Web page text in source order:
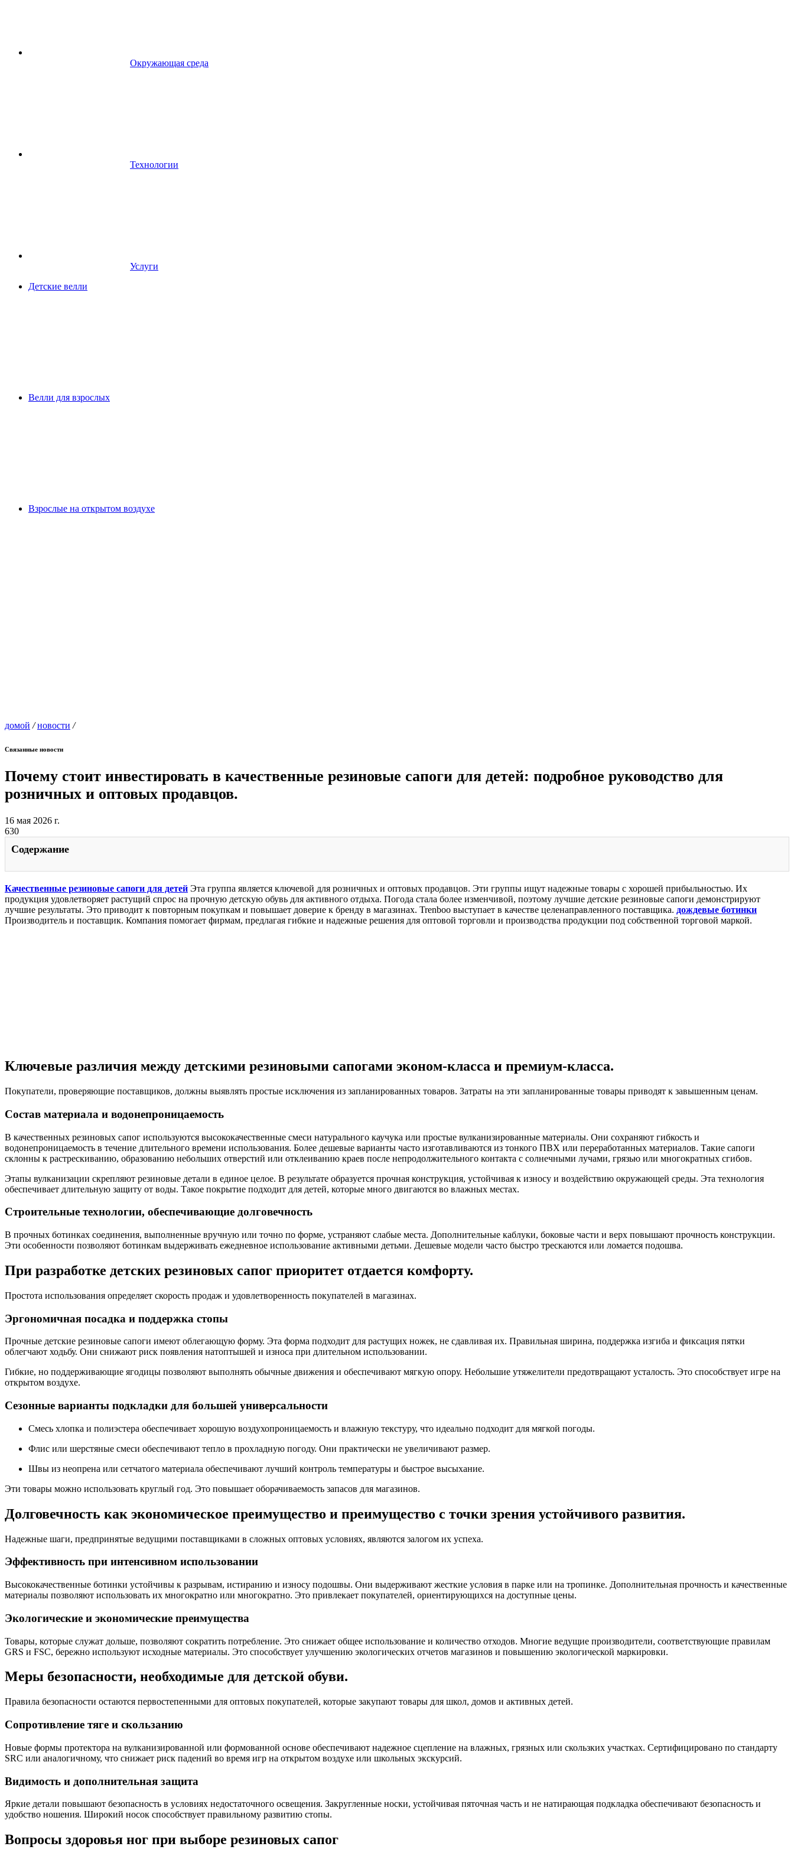
Окружающая среда
Технологии
Услуги
Детские велли
Велли для взрослых
Взрослые на открытом воздухе
домой /новости /
Связанные новости
Почему стоит инвестировать в качественные резиновые сапоги для детей: подробное руководство для
розничных и оптовых продавцов.
16 мая 2026 г.
630
Содержание
Качественные резиновые сапоги для детей Эта группа является ключевой для розничных и оптовых продавцов. Эти группы ищут надежные товары с хорошей прибыльностью. Их
продукция удовлетворяет растущий спрос на прочную детскую обувь для активного отдыха. Погода стала более изменчивой, поэтому лучшие детские резиновые сапоги демонстрируют
лучшие результаты. Это приводит к повторным покупкам и повышает доверие к бренду в магазинах. Trenboo выступает в качестве целенаправленного поставщика. дождевые ботинки
Производитель и поставщик. Компания помогает фирмам, предлагая гибкие и надежные решения для оптовой торговли и производства продукции под собственной торговой маркой.
Ключевые различия между детскими резиновыми сапогами эконом-класса и премиум-класса.
Покупатели, проверяющие поставщиков, должны выявлять простые исключения из запланированных товаров. Затраты на эти запланированные товары приводят к завышенным ценам.
Состав материала и водонепроницаемость
В качественных резиновых сапог используются высококачественные смеси натурального каучука или простые вулканизированные материалы. Они сохраняют гибкость и
водонепроницаемость в течение длительного времени использования. Более дешевые варианты часто изготавливаются из тонкого ПВХ или переработанных материалов. Такие сапоги
склонны к растрескиванию, образованию небольших отверстий или отклеиванию краев после непродолжительного контакта с солнечными лучами, грязью или многократных сгибов.
Этапы вулканизации скрепляют резиновые детали в единое целое. В результате образуется прочная конструкция, устойчивая к износу и воздействию окружающей среды. Эта технология
обеспечивает длительную защиту от воды. Такое покрытие подходит для детей, которые много двигаются во влажных местах.
Строительные технологии, обеспечивающие долговечность
В прочных ботинках соединения, выполненные вручную или точно по форме, устраняют слабые места. Дополнительные каблуки, боковые части и верх повышают прочность конструкции.
Эти особенности позволяют ботинкам выдерживать ежедневное использование активными детьми. Дешевые модели часто быстро трескаются или ломается подошва.
При разработке детских резиновых сапог приоритет отдается комфорту.
Простота использования определяет скорость продаж и удовлетворенность покупателей в магазинах.
Эргономичная посадка и поддержка стопы
Прочные детские резиновые сапоги имеют облегающую форму. Эта форма подходит для растущих ножек, не сдавливая их. Правильная ширина, поддержка изгиба и фиксация пятки
облегчают ходьбу. Они снижают риск появления натоптышей и износа при длительном использовании.
Гибкие, но поддерживающие ягодицы позволяют выполнять обычные движения и обеспечивают мягкую опору. Небольшие утяжелители предотвращают усталость. Это способствует игре на
открытом воздухе.
Сезонные варианты подкладки для большей универсальности
Смесь хлопка и полиэстера обеспечивает хорошую воздухопроницаемость и влажную текстуру, что идеально подходит для мягкой погоды.
Флис или шерстяные смеси обеспечивают тепло в прохладную погоду. Они практически не увеличивают размер.
Швы из неопрена или сетчатого материала обеспечивают лучший контроль температуры и быстрое высыхание.
Эти товары можно использовать круглый год. Это повышает оборачиваемость запасов для магазинов.
Долговечность как экономическое преимущество и преимущество с точки зрения устойчивого развития.
Надежные шаги, предпринятые ведущими поставщиками в сложных оптовых условиях, являются залогом их успеха.
Эффективность при интенсивном использовании
Высококачественные ботинки устойчивы к разрывам, истиранию и износу подошвы. Они выдерживают жесткие условия в парке или на тропинке. Дополнительная прочность и качественные
материалы позволяют использовать их многократно или многократно. Это привлекает покупателей, ориентирующихся на доступные цены.
Экологические и экономические преимущества
Товары, которые служат дольше, позволяют сократить потребление. Это снижает общее использование и количество отходов. Многие ведущие производители, соответствующие правилам
GRS и FSC, бережно используют исходные материалы. Это способствует улучшению экологических отчетов магазинов и повышению экологической маркировки.
Меры безопасности, необходимые для детской обуви.
Правила безопасности остаются первостепенными для оптовых покупателей, которые закупают товары для школ, домов и активных детей.
Сопротивление тяге и скользанию
Новые формы протектора на вулканизированной или формованной основе обеспечивают надежное сцепление на влажных, грязных или скользких участках. Сертифицировано по стандарту
SRC или аналогичному, что снижает риск падений во время игр на открытом воздухе или школьных экскурсий.
Видимость и дополнительная защита
Яркие детали повышают безопасность в условиях недостаточного освещения. Закругленные носки, устойчивая пяточная часть и не натирающая подкладка обеспечивают безопасность и
удобство ношения. Широкий носок способствует правильному развитию стопы.
Вопросы здоровья ног при выборе резиновых сапог